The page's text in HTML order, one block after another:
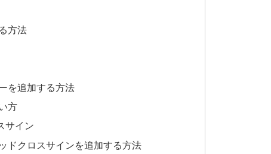
方法
を追加する方法
方
サイン
ドクロスサインを追加する方法